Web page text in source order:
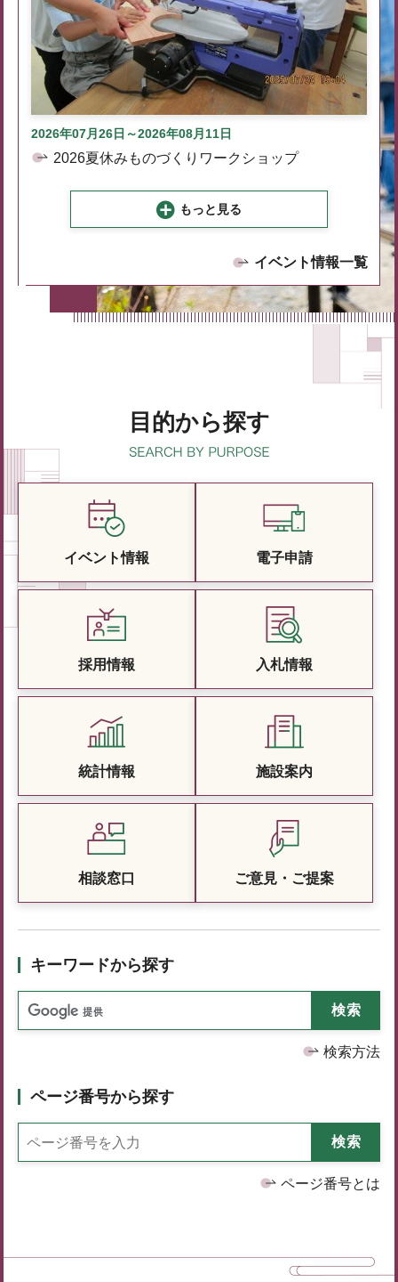
2026年07月26日～2026年08月11日
2026夏休みものづくりワークショップ
もっと見る
イベント情報一覧
目的から探す
イベント情報 電子申請
採用情報 入札情報
統計情報 施設案内
相談窓口 ご意見・ご提案
キーワードから探す
検索方法
ページ番号から探す
ページ番号とは